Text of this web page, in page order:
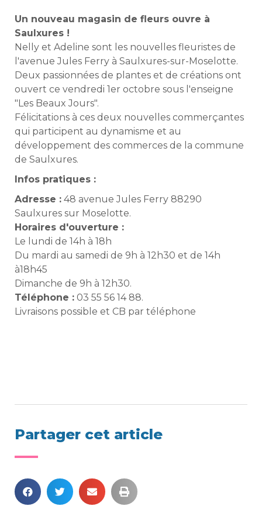
Un nouveau magasin de fleurs ouvre à
Saulxures !
Nelly et Adeline sont les nouvelles fleuristes de
l'avenue Jules Ferry à Saulxures-sur-Moselotte.
Deux passionnées de plantes et de créations ont
ouvert ce vendredi 1er octobre sous l'enseigne
"Les Beaux Jours".
Félicitations à ces deux nouvelles commerçantes
qui participent au dynamisme et au
développement des commerces de la commune
de Saulxures.
Infos pratiques :
Adresse : 48 avenue Jules Ferry 88290
Saulxures sur Moselotte.
Horaires d'ouverture :
Le lundi de 14h à 18h
Du mardi au samedi de 9h à 12h30 et de 14h
à18h45
Dimanche de 9h à 12h30.
Téléphone : 03 55 56 14 88.
Livraisons possible et CB par téléphone
Partager cet article